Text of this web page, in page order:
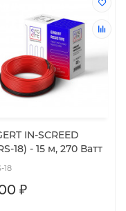
IN-SCREED
18) - 15 м, 270 Ватт
18
₽